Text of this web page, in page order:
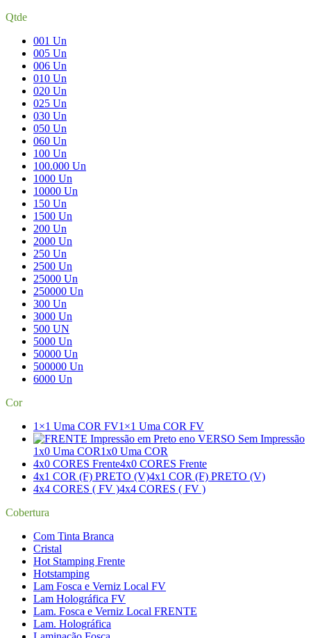
Qtde
001 Un
005 Un
006 Un
010 Un
020 Un
025 Un
030 Un
050 Un
060 Un
100 Un
100.000 Un
1000 Un
10000 Un
150 Un
1500 Un
200 Un
2000 Un
250 Un
2500 Un
25000 Un
250000 Un
300 Un
3000 Un
500 UN
5000 Un
50000 Un
500000 Un
6000 Un
Cor
1×1 Uma COR FV1×1 Uma COR FV
1x0 Uma COR1x0 Uma COR
4x0 CORES Frente4x0 CORES Frente
4x1 COR (F) PRETO (V)4x1 COR (F) PRETO (V)
4x4 CORES ( FV )4x4 CORES ( FV )
Cobertura
Com Tinta Branca
Cristal
Hot Stamping Frente
Hotstamping
Lam Fosca e Verniz Local FV
Lam Holográfica FV
Lam. Fosca e Verniz Local FRENTE
Lam. Holográfica